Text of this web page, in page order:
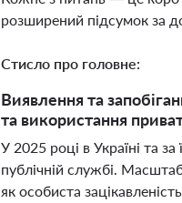
розширений підсумок за
Стисло про головне:
Виявлення та
та використання
У 2025 році в Україні та
публічній службі.
як особиста